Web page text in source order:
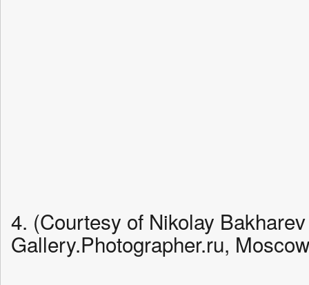
4. (Courtesy of Nikolay
Gallery.Photographer.ru,